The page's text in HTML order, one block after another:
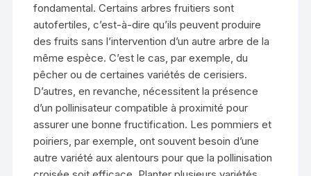
fondamental. Certains arbres fruitiers sont
autofertiles, c’est-à-dire qu’ils peuvent produire
des fruits sans l’intervention d’un autre arbre de la
même espèce. C’est le cas, par exemple, du
pêcher ou de certaines variétés de cerisiers.
D’autres, en revanche, nécessitent la présence
d’un pollinisateur compatible à proximité pour
assurer une bonne fructification. Les pommiers et
poiriers, par exemple, ont souvent besoin d’une
autre variété aux alentours pour que la pollinisation